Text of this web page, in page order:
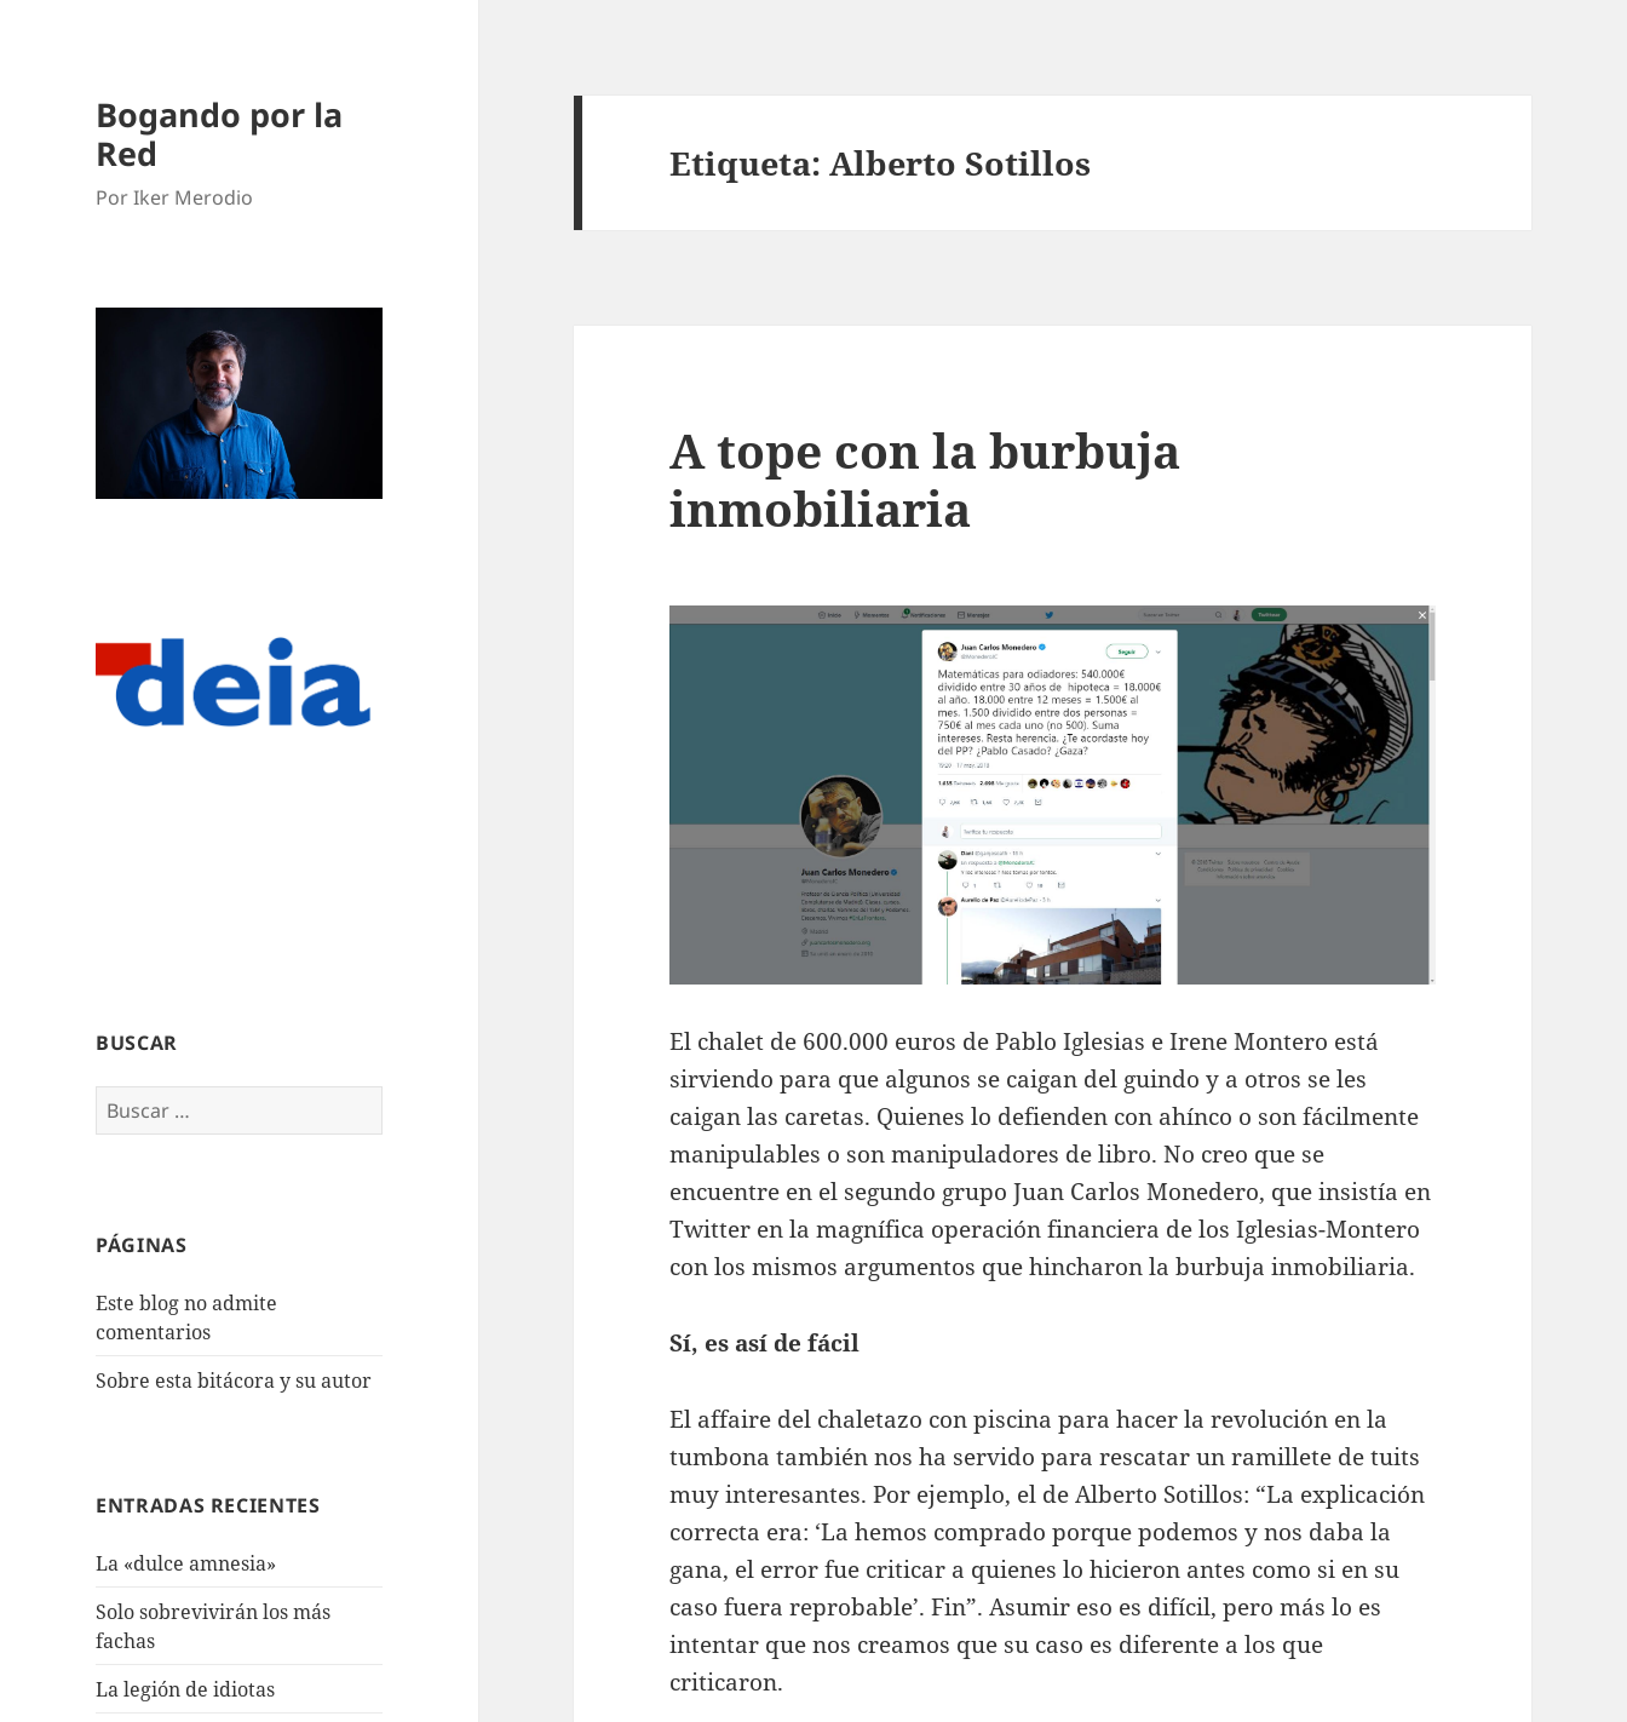
Bogando por la
Red
Por Iker Merodio
BUSCAR
Buscar:
PÁGINAS
Este blog no admite
comentarios
Sobre esta bitácora y su autor
ENTRADAS RECIENTES
La «dulce amnesia»
Solo sobrevivirán los más
fachas
La legión de idiotas
Etiqueta:Alberto Sotillos
A tope con la burbuja
inmobiliaria
El chalet de 600.000 euros de Pablo Iglesias e Irene Montero está
sirviendo para que algunos se caigan del guindo y a otros se les
caigan las caretas. Quienes lo defienden con ahínco o son fácilmente
manipulables o son manipuladores de libro. No creo que se
encuentre en el segundo grupo Juan Carlos Monedero, que insistía en
Twitter en la magnífica operación financiera de los Iglesias-Montero
con los mismos argumentos que hincharon la burbuja inmobiliaria.
Sí, es así de fácil
El affaire del chaletazo con piscina para hacer la revolución en la
tumbona también nos ha servido para rescatar un ramillete de tuits
muy interesantes. Por ejemplo, el de Alberto Sotillos: “La explicación
correcta era: ‘La hemos comprado porque podemos y nos daba la
gana, el error fue criticar a quienes lo hicieron antes como si en su
caso fuera reprobable’. Fin”. Asumir eso es difícil, pero más lo es
intentar que nos creamos que su caso es diferente a los que
criticaron.